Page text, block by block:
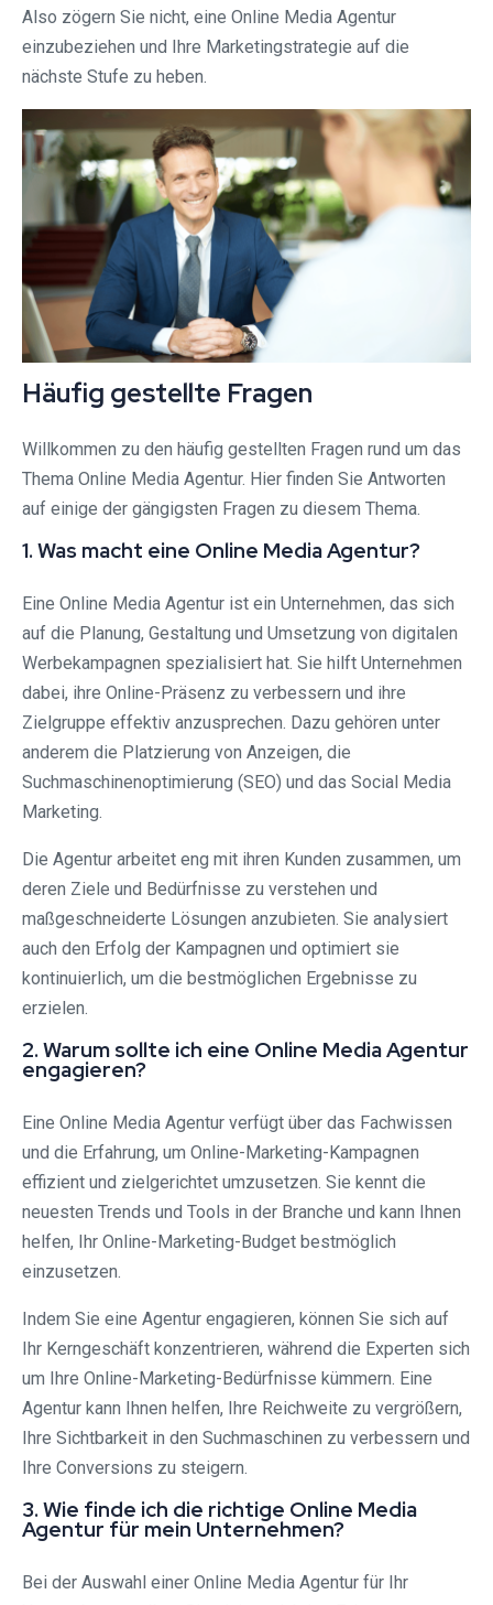
Also zögern Sie nicht, eine Online Media Agentur
einzubeziehen und Ihre Marketingstrategie auf die
nächste Stufe zu heben.
Häufig gestellte Fragen
Willkommen zu den häufig gestellten Fragen rund um das
Thema Online Media Agentur. Hier finden Sie Antworten
auf einige der gängigsten Fragen zu diesem Thema.
1. Was macht eine Online Media Agentur?
Eine Online Media Agentur ist ein Unternehmen, das sich
auf die Planung, Gestaltung und Umsetzung von digitalen
Werbekampagnen spezialisiert hat. Sie hilft Unternehmen
dabei, ihre Online-Präsenz zu verbessern und ihre
Zielgruppe effektiv anzusprechen. Dazu gehören unter
anderem die Platzierung von Anzeigen, die
Suchmaschinenoptimierung (SEO) und das Social Media
Marketing.
Die Agentur arbeitet eng mit ihren Kunden zusammen, um
deren Ziele und Bedürfnisse zu verstehen und
maßgeschneiderte Lösungen anzubieten. Sie analysiert
auch den Erfolg der Kampagnen und optimiert sie
kontinuierlich, um die bestmöglichen Ergebnisse zu
erzielen.
2. Warum sollte ich eine Online Media Agentur
engagieren?
Eine Online Media Agentur verfügt über das Fachwissen
und die Erfahrung, um Online-Marketing-Kampagnen
effizient und zielgerichtet umzusetzen. Sie kennt die
neuesten Trends und Tools in der Branche und kann Ihnen
helfen, Ihr Online-Marketing-Budget bestmöglich
einzusetzen.
Indem Sie eine Agentur engagieren, können Sie sich auf
Ihr Kerngeschäft konzentrieren, während die Experten sich
um Ihre Online-Marketing-Bedürfnisse kümmern. Eine
Agentur kann Ihnen helfen, Ihre Reichweite zu vergrößern,
Ihre Sichtbarkeit in den Suchmaschinen zu verbessern und
Ihre Conversions zu steigern.
3. Wie finde ich die richtige Online Media
Agentur für mein Unternehmen?
Bei der Auswahl einer Online Media Agentur für Ihr